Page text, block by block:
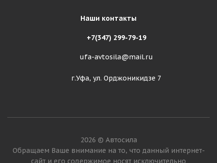
Наши контакты
+7(347) 299-79-19
ufa-avtosila@mail.ru
г.Уфа, ул. Орджоникидзе 7
2026 © Автосила
Обращаем Ваше внимание на то, что данный интернет-
сайт и его содержимое носят исключительно